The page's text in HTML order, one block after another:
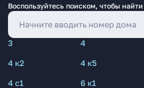
Воспользуйтесь поиском, чтобы
3 4
4 к2
4 к5
4 с1
6 к1